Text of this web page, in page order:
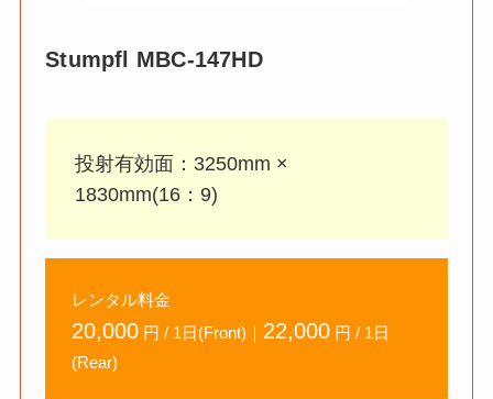
Stumpfl MBC-147HD
投射有効面：3250mm ×
1830mm(16：9)
レンタル料金
20,000 円 / 1日(Front)｜ 22,000 円 / 1日
(Rear)